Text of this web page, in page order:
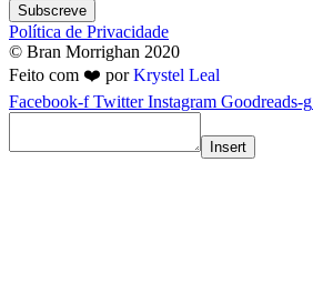
Subscreve
Política de Privacidade
© Bran Morrighan 2020
Feito com ❤️ porKrystel Leal
Facebook-f Twitter Instagram Goodreads-g
Insert